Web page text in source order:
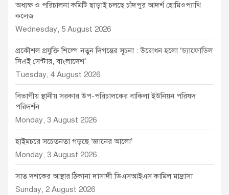
অধ্যক্ষ ও পরিচালনা কমিটি ছাড়াই চলছে চাঁদপুর আদর্শ হোমিওপ্যাথি
কলেজ
Wednesday, 5 August 2026
প্রকৌশল প্রযুক্তি শিল্পে নতুন দিগন্তের সূচনা : উদ্বোধন হলো ‘ড্যাফোডিল
সিএই সেন্টার, বাংলাদেশ’
Tuesday, 4 August 2026
বিভাগীয় স্থানীয় সরকার উপ-পরিচালকের বাকিলা ইউনিয়ন পরিষদ
পরিদর্শন
Monday, 3 August 2026
হাইমচরে সচেতনতা গড়ছে ‘জ্ঞানের আলো’
Monday, 3 August 2026
সাত দশকের আস্থার ঠিকানা দাসাদী ডিএসআইএস কামিল মাদ্রাসা
Sunday, 2 August 2026